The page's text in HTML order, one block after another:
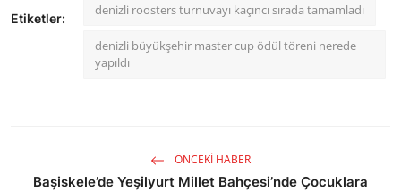
Etiketler:
denizli roosters turnuvayı kaçıncı sırada tamamladı
denizli büyükşehir master cup ödül töreni nerede
yapıldı
ÖNCEKI HABER
Başiskele’de Yeşilyurt Millet Bahçesi’nde Çocuklara